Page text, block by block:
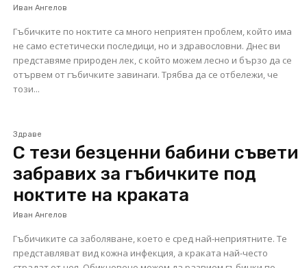
Иван Ангелов
Гъбичките по ноктите са много неприятен проблем, който има
не само естетически последици, но и здравословни. Днес ви
представяме природен лек, с който можем лесно и бързо да се
отървем от гъбичките завинаги. Трябва да се отбележи, че
този...
Здраве
С тези безценни бабини съвети
забравих за гъбичките под
ноктите на краката
Иван Ангелов
Гъбичиките са заболяване, което е сред най-неприятните. Те
представляват вид кожна инфекция, а краката най-често